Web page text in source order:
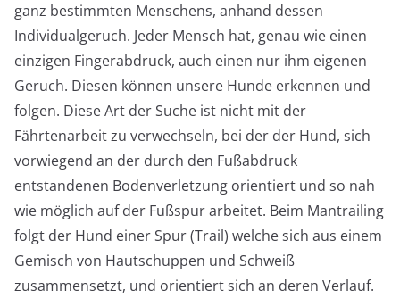
ganz bestimmten Menschens, anhand dessen
Individualgeruch. Jeder Mensch hat, genau wie einen
einzigen Fingerabdruck, auch einen nur ihm eigenen
Geruch. Diesen können unsere Hunde erkennen und
folgen. Diese Art der Suche ist nicht mit der
Fährtenarbeit zu verwechseln, bei der der Hund, sich
vorwiegend an der durch den Fußabdruck
entstandenen Bodenverletzung orientiert und so nah
wie möglich auf der Fußspur arbeitet. Beim Mantrailing
folgt der Hund einer Spur (Trail) welche sich aus einem
Gemisch von Hautschuppen und Schweiß
zusammensetzt, und orientiert sich an deren Verlauf.